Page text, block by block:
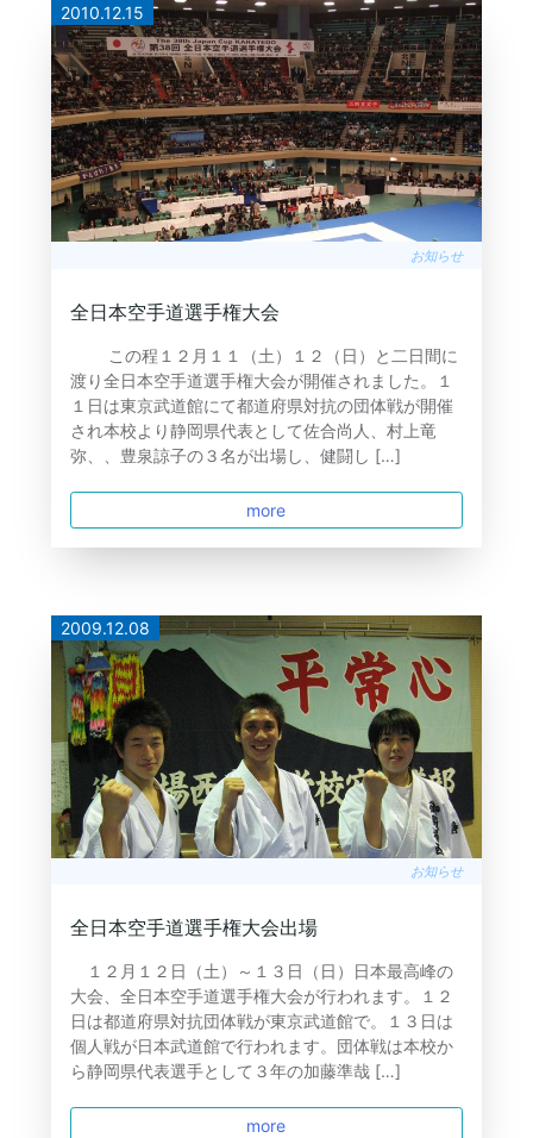
2010.12.15
お知らせ
全日本空手道選手権大会
この程１２月１１（土）１２（日）と二日間に
渡り全日本空手道選手権大会が開催されました。１
１日は東京武道館にて都道府県対抗の団体戦が開催
され本校より静岡県代表として佐合尚人、村上竜
弥、、豊泉諒子の３名が出場し、健闘し […]
more
2009.12.08
お知らせ
全日本空手道選手権大会出場
１２月１２日（土）～１３日（日）日本最高峰の
大会、全日本空手道選手権大会が行われます。１２
日は都道府県対抗団体戦が東京武道館で。１３日は
個人戦が日本武道館で行われます。団体戦は本校か
ら静岡県代表選手として３年の加藤準哉 […]
more